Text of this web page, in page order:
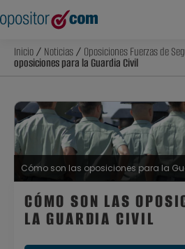
Inicio/ Noticias/ Oposiciones Fuerzas de
oposiciones para la Guardia Civil
Cómo son las oposiciones para la
CÓMO SON LAS
LA GUARDIA CIVIL